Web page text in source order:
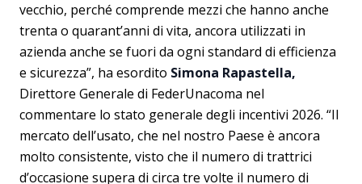
vecchio, perché comprende mezzi che hanno anche
trenta o quarant’anni di vita, ancora utilizzati in
azienda anche se fuori da ogni standard di efficienza
e sicurezza”, ha esordito Simona Rapastella,
Direttore Generale di FederUnacoma nel
commentare lo stato generale degli incentivi 2026. “Il
mercato dell’usato, che nel nostro Paese è ancora
molto consistente, visto che il numero di trattrici
d’occasione supera di circa tre volte il numero di